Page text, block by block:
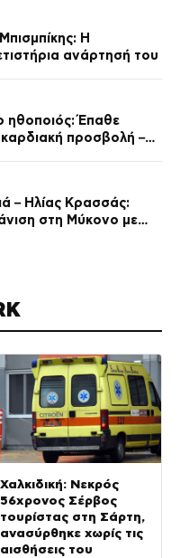
Η
ανάρτησή του
ηθοποιός: Έπαθε
προσβολή – Η
– Ηλίας Κρασσάς:
στη Μύκονο με
Χαλκιδική: Νεκρός
56χρονος Σέρβος
τουρίστας στη Σάρτη,
ανασύρθηκε χωρίς τις
αισθήσεις του